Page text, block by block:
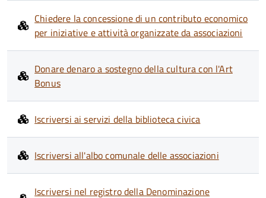
Chiedere la concessione di un contributo economico
per iniziative e attività organizzate da associazioni
Donare denaro a sostegno della cultura con l'Art
Bonus
Iscriversi ai servizi della biblioteca civica
Iscriversi all'albo comunale delle associazioni
Iscriversi nel registro della Denominazione